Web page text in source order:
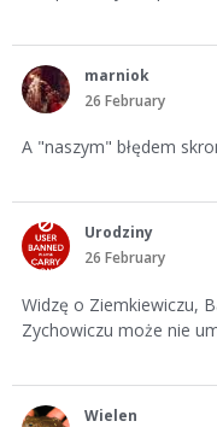
marniok
26 February
A "naszym" błędem
Urodziny
26 February
Widzę o Ziemkiewiczu,
Zychowiczu może nie
Wielen